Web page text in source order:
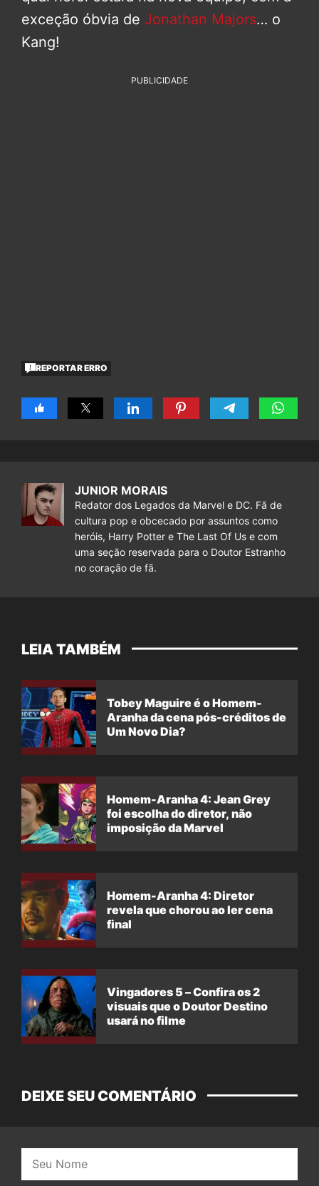
exceção óbvia de Jonathan Majors… o
Kang!
PUBLICIDADE
REPORTAR ERRO
JUNIOR MORAIS
Redator dos Legados da Marvel e DC. Fã de
cultura pop e obcecado por assuntos como
heróis, Harry Potter e The Last Of Us e com
uma seção reservada para o Doutor Estranho
no coração de fã.
LEIA TAMBÉM
Tobey Maguire é o Homem-
Aranha da cena pós-créditos de
Um Novo Dia?
Homem-Aranha 4: Jean Grey
foi escolha do diretor, não
imposição da Marvel
Homem-Aranha 4: Diretor
revela que chorou ao ler cena
final
Vingadores 5 – Confira os 2
visuais que o Doutor Destino
usará no filme
DEIXE SEU COMENTÁRIO